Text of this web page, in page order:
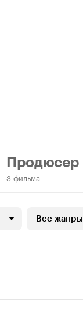
Продюсер
3 фильма
Все жанры